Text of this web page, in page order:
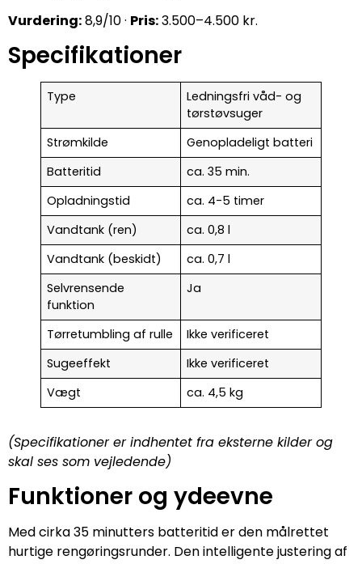
Vurdering:8,9/10 · Pris:3.500–4.500 kr.
Specifikationer
Type
Ledningsfri våd- og
tørstøvsuger
Strømkilde
Genopladeligt batteri
Batteritid
ca. 35 min.
Opladningstid
ca. 4-5 timer
Vandtank (ren)
ca. 0,8 l
Vandtank (beskidt)
ca. 0,7 l
Selvrensende
funktion
Ja
Tørretumbling af rulle
Ikke verificeret
Sugeeffekt
Ikke verificeret
Vægt
ca. 4,5 kg
(Specifikationer er indhentet fra eksterne kilder og
skal ses som vejledende)
Funktioner og ydeevne
Med cirka 35 minutters batteritid er den målrettet
hurtige rengøringsrunder. Den intelligente justering af